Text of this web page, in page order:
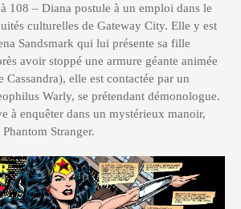
108 – Diana postule à un emploi dans le
culturelles de Gateway City. Elle y est
Sandsmark qui lui présente sa fille
avoir stoppé une armure géante animée
Cassandra), elle est contactée par un
Warly, se prétendant démonologue.
à enquêter dans un mystérieux manoir,
Stranger.